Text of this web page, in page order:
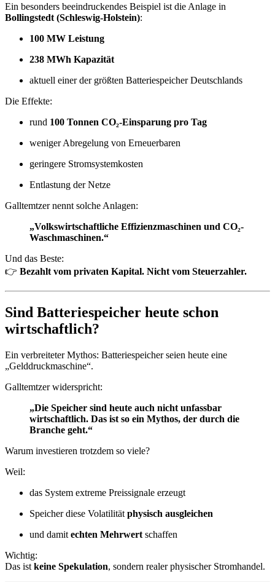
Ein besonders beeindruckendes Beispiel ist die Anlage in
Bollingstedt (Schleswig-Holstein):
100 MW Leistung
238 MWh Kapazität
aktuell einer der größten Batteriespeicher Deutschlands
Die Effekte:
rund 100 Tonnen CO₂-Einsparung pro Tag
weniger Abregelung von Erneuerbaren
geringere Stromsystemkosten
Entlastung der Netze
Galltemtzer nennt solche Anlagen:
„Volkswirtschaftliche Effizienzmaschinen und CO₂-
Waschmaschinen.“
Und das Beste:
👉 Bezahlt vom privaten Kapital. Nicht vom Steuerzahler.
Sind Batteriespeicher heute schon
wirtschaftlich?
Ein verbreiteter Mythos: Batteriespeicher seien heute eine
„Gelddruckmaschine“.
Galltemtzer widerspricht:
„Die Speicher sind heute auch nicht unfassbar
wirtschaftlich. Das ist so ein Mythos, der durch die
Branche geht.“
Warum investieren trotzdem so viele?
Weil:
das System extreme Preissignale erzeugt
Speicher diese Volatilität physisch ausgleichen
und damit echten Mehrwert schaffen
Wichtig:
Das ist keine Spekulation, sondern realer physischer Stromhandel.